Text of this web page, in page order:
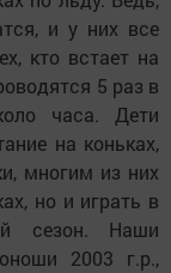
и у них все
кто встает на
5 раз в
часа. Дети
на коньках,
многим из них
но и играть в
сезон. Наши
2003 г.р.,